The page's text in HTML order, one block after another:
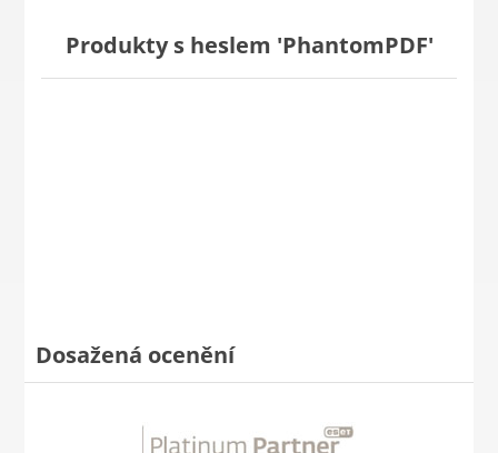
Produkty s heslem 'PhantomPDF'
Dosažená ocenění